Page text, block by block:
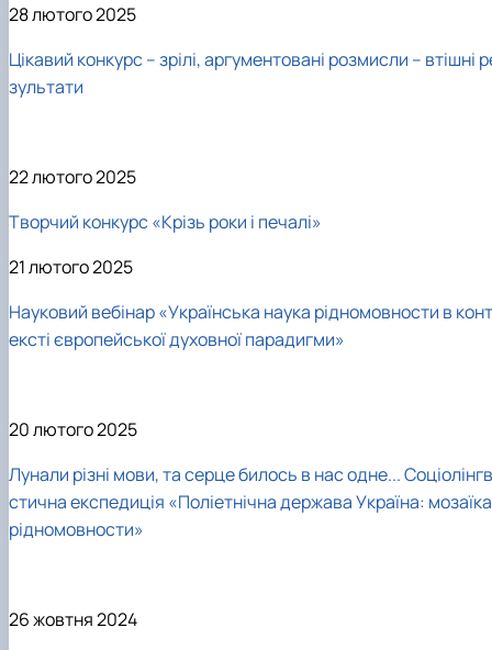
28 лютого 2025
Цікавий конкурс – зрілі, аргументовані розмисли – втішні
зультати
22 лютого 2025
Творчий конкурс «Крізь роки і печалі»
21 лютого 2025
Науковий вебінар «Українська наука рідномовности в конт
ексті європейської духовної парадигми»
20 лютого 2025
Лунали різні мови, та серце билось в нас одне...
стична експедиція «Поліетнічна держава Україна: мозаїка
рідномовности»
26 жовтня 2024